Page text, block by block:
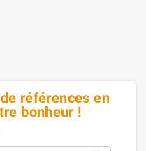
références en
bonheur !